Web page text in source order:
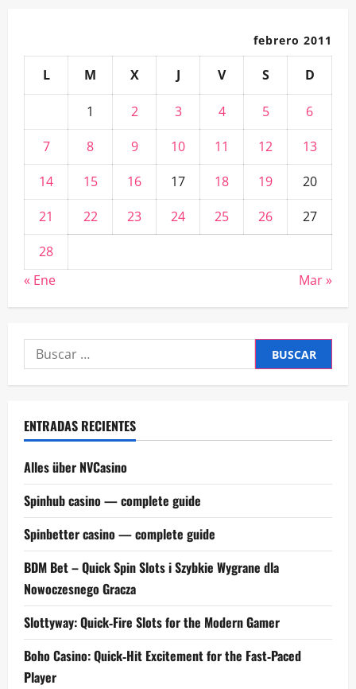
febrero 2011
L M X J V S D
1 2 3 4 5
6
7
8 9 10 11 12
13
14
15 16 17 18 19
20
21
22 23 24 25 26
27
28
« Ene
Mar »
Buscar:
ENTRADAS RECIENTES
Alles über NVCasino
Spinhub casino — complete guide
Spinbetter casino — complete guide
BDM Bet – Quick Spin Slots i Szybkie Wygrane dla
Nowoczesnego Gracza
Slottyway: Quick‑Fire Slots for the Modern Gamer
Boho Casino: Quick‑Hit Excitement for the Fast‑Paced
Player